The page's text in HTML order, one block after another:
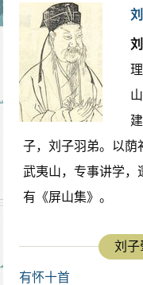
子，刘子羽弟。以荫
武夷山，专事讲学，
有《屏山集》。
刘子
有怀十首